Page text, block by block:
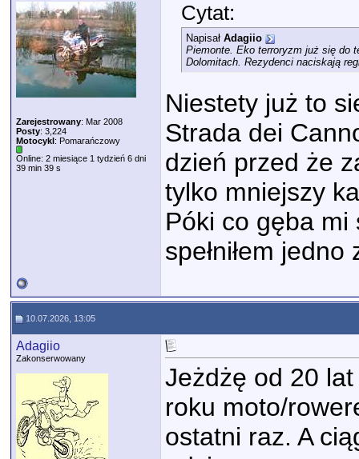
Zarejestrowany: Mar 2008
Posty: 3,224
Motocykl: Pomarańczowy
Online: 2 miesiące 1 tydzień 6 dni
39 min 39 s
Cytat:
Napisał Adagiio
Piemonte. Eko terroryzm już się do
Dolomitach. Rezydenci naciskają
Niestety już to
Strada dei
dzień przed że
tylko mniejszy
Póki co gęba
spełniłem
10.07.2026, 13:05
Adagiio
Zakonserwowany
Jeżdżę od 20
roku moto/
ostatni raz. A